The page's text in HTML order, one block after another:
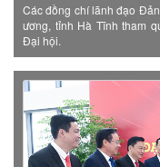
Các đồng chí lãnh đạo
ương, tỉnh Hà Tĩnh tham
Đại hội.